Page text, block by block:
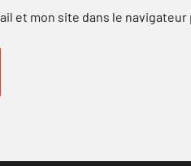
et mon site dans le